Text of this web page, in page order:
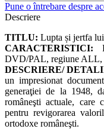
Pune o întrebare despre
Descriere
TITLU: Lupta și jertfa
CARACTERISTICI:
DVD/PAL, regiune ALL,
DESCRIERE/
un impresionat
generaţiei de la 1948,
româneşti actuale, care
pentru revigorarea
ortodoxe româneşti.